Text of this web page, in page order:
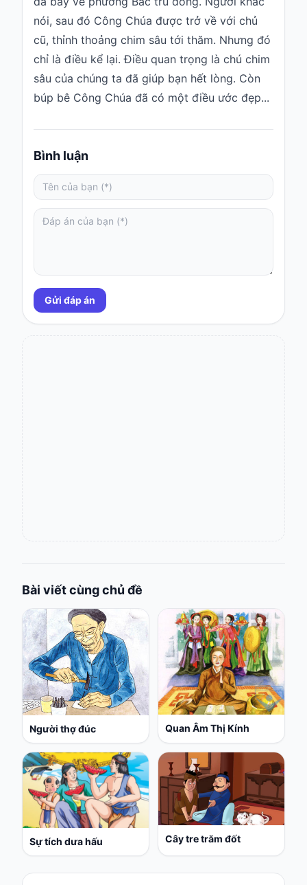
nói, sau đó Công Chúa được trở về với chủ
cũ, thỉnh thoảng chim sâu tới thăm. Nhưng đó
chỉ là điều kể lại. Điều quan trọng là chú chim
sâu của chúng ta đã giúp bạn hết lòng. Còn
búp bê Công Chúa đã có một điều ước đẹp...
Bình luận
Gửi đáp án
Bài viết cùng chủ đề
Người thợ đúc Quan Âm Thị Kính
Sự tích dưa hấu Cây tre trăm đốt